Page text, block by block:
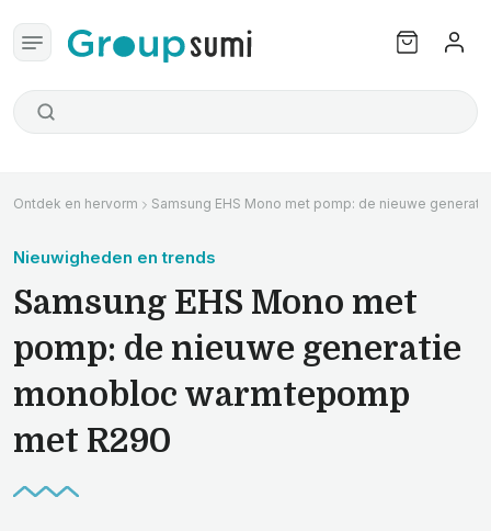
Ontdek en hervorm Samsung EHS Mono met pomp: de nieuwe
Nieuwigheden en trends
Samsung EHS Mono met
pomp: de nieuwe generatie
monobloc warmtepomp
met R290